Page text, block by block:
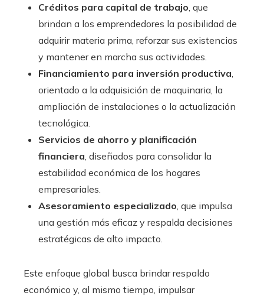
Créditos para capital de trabajo , que
brindan a los emprendedores la posibilidad de
adquirir materia prima, reforzar sus existencias
y mantener en marcha sus actividades.
Financiamiento para inversión productiva
orientado a la adquisición de maquinaria, la
ampliación de instalaciones o la actualización
tecnológica.
Servicios de ahorro y planificación
financiera , diseñados para consolidar la
estabilidad económica de los hogares
empresariales.
Asesoramiento especializado , que impulsa
una gestión más eficaz y respalda decisiones
estratégicas de alto impacto.
Este enfoque global busca brindar respaldo
económico y, al mismo tiempo, impulsar